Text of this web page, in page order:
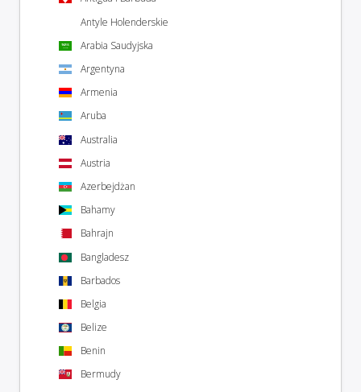
Antyle Holenderskie
Arabia Saudyjska
Argentyna
Armenia
Aruba
Australia
Austria
Azerbejdżan
Bahamy
Bahrajn
Bangladesz
Barbados
Belgia
Belize
Benin
Bermudy